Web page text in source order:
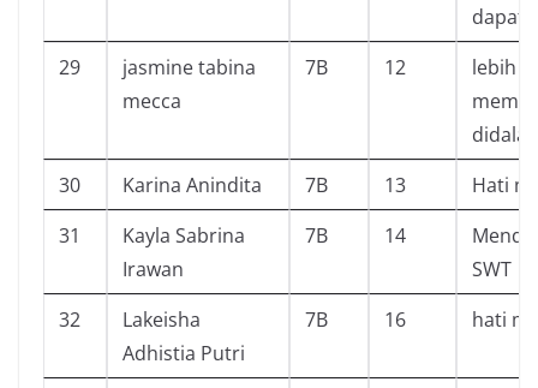
dapat
29
jasmine tabina
mecca
7B 12
lebih
30
Karina Anindita 7B 13
Hati
31
Kayla Sabrina
Irawan
7B 14
SWT
32
Lakeisha
Adhistia Putri
7B 16 hati